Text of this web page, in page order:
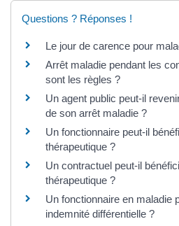
Questions ? Réponses !
Le jour de carence pour
Arrêt maladie pendant les
sont les règles ?
Un agent public peut-il
de son arrêt maladie ?
Un fonctionnaire peut-il
thérapeutique ?
Un contractuel peut-il
thérapeutique ?
Un fonctionnaire en maladie
indemnité différentielle ?